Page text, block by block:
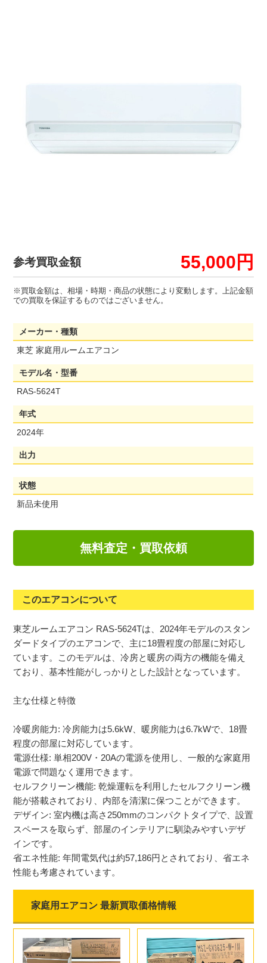
参考買取金額 55,000円
※買取金額は、相場・時期・商品の状態により変動します。上記金額
での買取を保証するものではございません。
メーカー・種類
東芝 家庭用ルームエアコン
モデル名・型番
RAS-5624T
年式
2024年
出力
状態
新品未使用
無料査定・買取依頼
このエアコンについて
東芝ルームエアコン RAS-5624Tは、2024年モデルのスタン
ダードタイプのエアコンで、主に18畳程度の部屋に対応し
ています。このモデルは、冷房と暖房の両方の機能を備え
ており、基本性能がしっかりとした設計となっています。
主な仕様と特徴
冷暖房能力: 冷房能力は5.6kW、暖房能力は6.7kWで、18畳
程度の部屋に対応しています。
電源仕様: 単相200V・20Aの電源を使用し、一般的な家庭用
電源で問題なく運用できます。
セルフクリーン機能: 乾燥運転を利用したセルフクリーン機
能が搭載されており、内部を清潔に保つことができます。
デザイン: 室内機は高さ250mmのコンパクトタイプで、設置
スペースを取らず、部屋のインテリアに馴染みやすいデザ
インです。
省エネ性能: 年間電気代は約57,186円とされており、省エネ
性能も考慮されています。
家庭用エアコン 最新買取価格情報